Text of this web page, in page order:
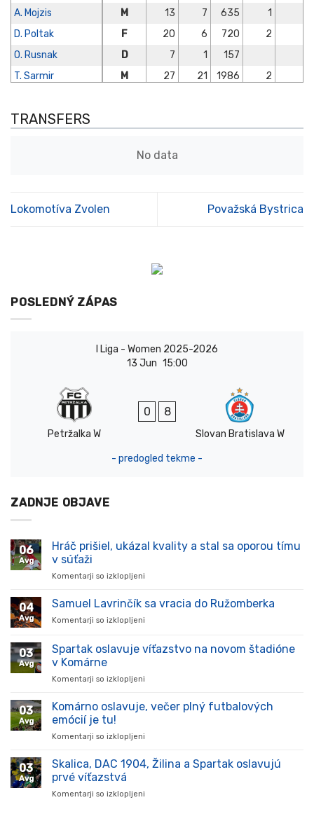
A. Mojzis
M 13 7 635
1
D. Poltak
F 20 6 720
2
O. Rusnak
D 7 1
157
T. Sarmir
M 27 21 1986
2
K. Strucka
31
O. Ushchenko
939
TRANSFERS
No data
Lokomotíva Zvolen Považská Bystrica
POSLEDNÝ ZÁPAS
I Liga - Women 2025-2026
13 Jun 15:00
Petržalka W
0 8
Slovan Bratislava W
- predogled tekme -
ZADNJE OBJAVE
06
Avg
Hráč prišiel, ukázal kvality a stal sa oporou tímu
v súťaži
Komentarji so izklopljeni
prišiel,
stal
súťaži
04
Avg
Samuel Lavrinčík sa vracia do Ružomberka
Komentarji so izklopljeni
Lavrinčík
sa
03
Avg
Spartak oslavuje víťazstvo na novom štadióne
v Komárne
Komentarji so izklopljeni
oslavuje
v
03
Avg
Komárno oslavuje, večer plný futbalových
emócií je tu!
Komentarji so izklopljeni
oslavuje,
03
Avg
Skalica, DAC 1904, Žilina a Spartak oslavujú
prvé víťazstvá
Komentarji so izklopljeni